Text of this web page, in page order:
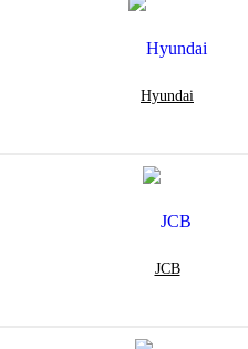
Hyundai
JCB